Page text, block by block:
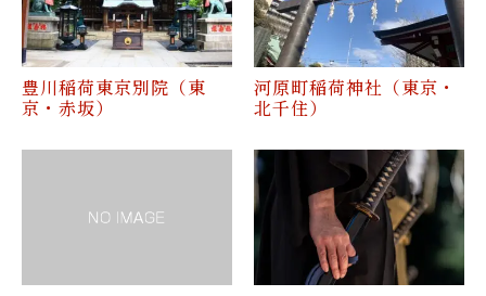
豊川稲荷東京別院（東
京・赤坂）
河原町稲荷神社（東京・
北千住）